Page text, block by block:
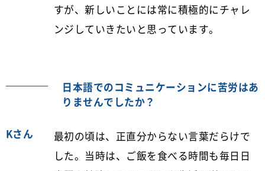
すが、新しいことには常に積極的にチャレ
ンジしていきたいと思っています。
日本語でのコミュニケーションに苦労はあ
りませんでしたか？
Kさん
最初の頃は、正直分からない言葉だらけで
した。当時は、ご飯を食べる時間も毎日日